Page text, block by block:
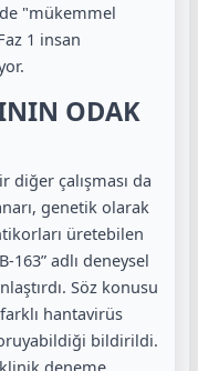
"mükemmel
1 insan
ODAK
diğer çalışması da
genetik olarak
üretebilen
163” adlı deneysel
Söz konusu
hantavirüs
bildirildi.
deneme